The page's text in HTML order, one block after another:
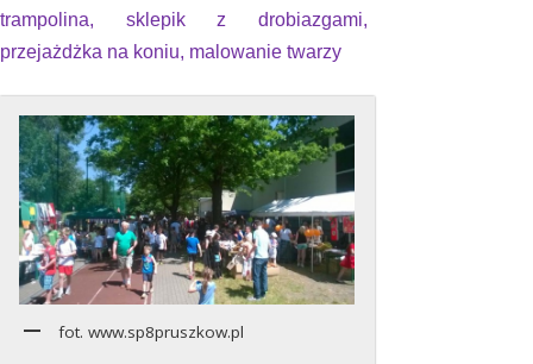
trampolina, sklepik z drobiazgami,
przejażdżka na koniu, malowanie twarzy
fot. www.sp8pruszkow.pl